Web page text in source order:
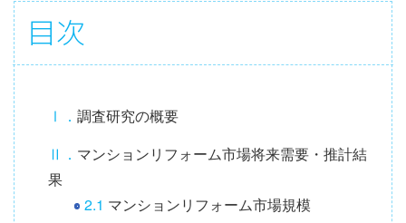
目
次
情
報
目次
Ⅰ． 調査研究の概要
Ⅱ． マンションリフォーム市場将来需要・推計結
果
2.1 マンションリフォーム市場規模